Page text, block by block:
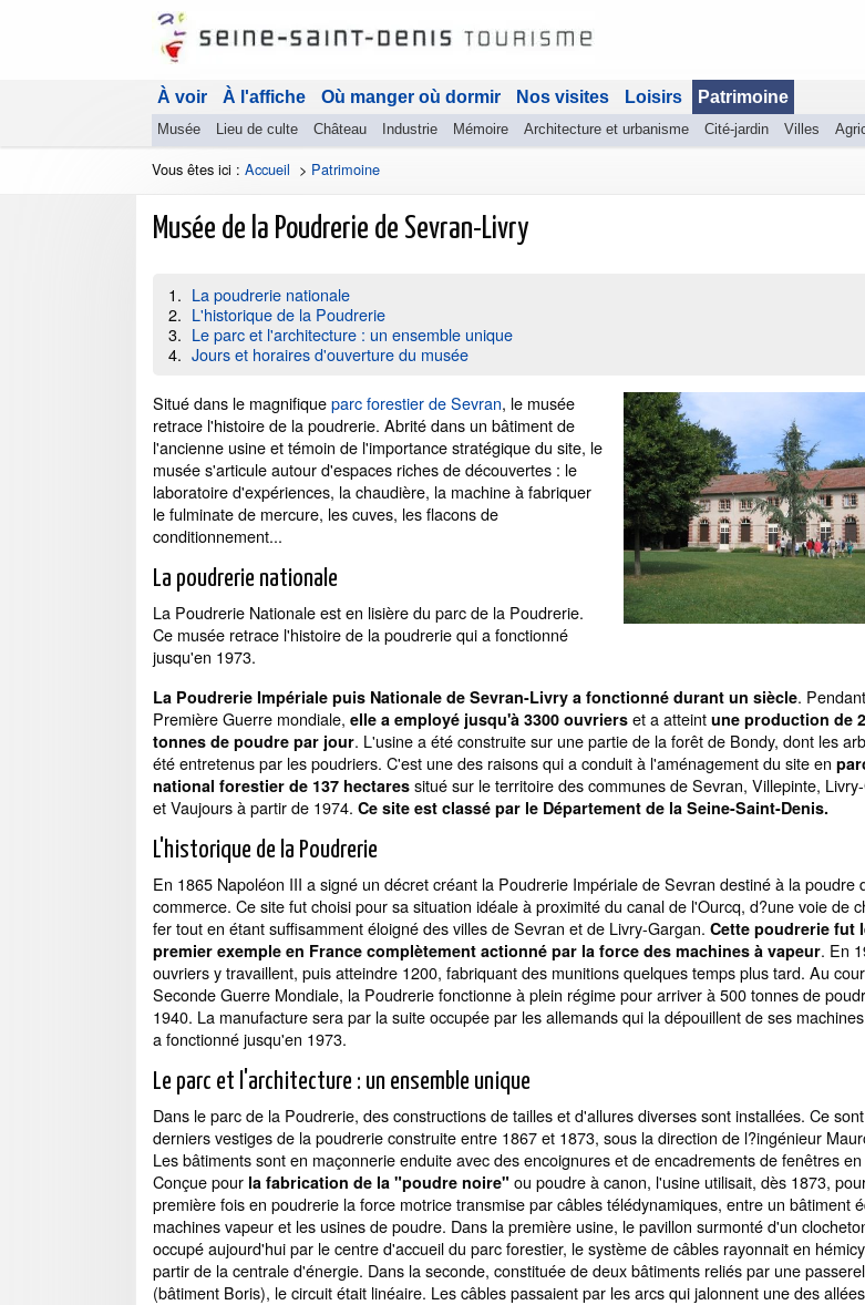
À voir À l'affiche Où manger où dormir Nos visites Loisirs Patrimoine
Musée Lieu de culte Château Industrie Mémoire Architecture et urbanisme Cité-jardin Villes
Vous êtes ici : Accueil > Patrimoine
Musée de la Poudrerie de Sevran-Livry
La poudrerie nationale
L'historique de la Poudrerie
Le parc et l'architecture : un ensemble unique
Jours et horaires d'ouverture du musée
Situé dans le magnifiqueparc forestier de Sevran, le musée
retrace l'histoire de la poudrerie. Abrité dans un bâtiment de
l'ancienne usine et témoin de l'importance stratégique du site, le
musée s'articule autour d'espaces riches de découvertes : le
laboratoire d'expériences, la chaudière, la machine à fabriquer
le fulminate de mercure, les cuves, les flacons de
conditionnement...
La poudrerie nationale
La Poudrerie Nationale est en lisière du parc de la Poudrerie.
Ce musée retrace l'histoire de la poudrerie qui a fonctionné
jusqu'en 1973.
La Poudrerie Impériale puis Nationale de Sevran-Livry a fonctionné durant un siècle.
Première Guerre mondiale, elle a employé jusqu'à 3300 ouvriers et a atteint une production de
tonnes de poudre par jour. L'usine a été construite sur une partie de la forêt de Bondy, dont les
été entretenus par les poudriers. C'est une des raisons qui a conduit à l'aménagement du site en
national forestier de 137 hectares situé sur le territoire des communes de Sevran, Villepinte,
et Vaujours à partir de 1974. Ce site est classé par le Département de la Seine-Saint-Denis.
L'historique de la Poudrerie
En 1865 Napoléon III a signé un décret créant la Poudrerie Impériale de Sevran destiné à la poudre
commerce. Ce site fut choisi pour sa situation idéale à proximité du canal de l'Ourcq, d?une voie de
fer tout en étant suffisamment éloigné des villes de Sevran et de Livry-Gargan. Cette poudrerie fut
premier exemple en France complètement actionné par la force des machines à vapeur. En
ouvriers y travaillent, puis atteindre 1200, fabriquant des munitions quelques temps plus tard. Au
Seconde Guerre Mondiale, la Poudrerie fonctionne à plein régime pour arriver à 500 tonnes de
1940. La manufacture sera par la suite occupée par les allemands qui la dépouillent de ses
a fonctionné jusqu'en 1973.
Le parc et l'architecture : un ensemble unique
Dans le parc de la Poudrerie, des constructions de tailles et d'allures diverses sont installées. Ce
derniers vestiges de la poudrerie construite entre 1867 et 1873, sous la direction de l?ingénieur
Les bâtiments sont en maçonnerie enduite avec des encoignures et de encadrements de fenêtres
Conçue pour la fabrication de la "poudre noire" ou poudre à canon, l'usine utilisait, dès 1873,
première fois en poudrerie la force motrice transmise par câbles télédynamiques, entre un bâtiment
machines vapeur et les usines de poudre. Dans la première usine, le pavillon surmonté d'un
occupé aujourd'hui par le centre d'accueil du parc forestier, le système de câbles rayonnait en
partir de la centrale d'énergie. Dans la seconde, constituée de deux bâtiments reliés par une
(bâtiment Boris), le circuit était linéaire. Les câbles passaient par les arcs qui jalonnent une des